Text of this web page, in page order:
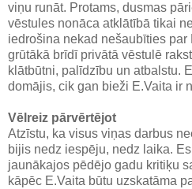
viņu runāt. Protams, dusmas
vēstules nonāca atklātībā tikai
iedrošina nekad nešaubīties par
grūtākā brīdī privātā vēstulē
klātbūtni, palīdzību un atbalstu.
domājis, cik gan bieži E.Vaita ir
Vēlreiz pārvērtējot
Atzīstu, ka visus viņas darbus
bijis nedz iespēju, nedz laika.
jaunākajos pēdējo gadu kritiķu
kāpēc E.Vaita būtu uzskatāma